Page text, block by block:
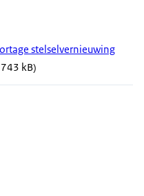
stelselvernieuwing
kB)